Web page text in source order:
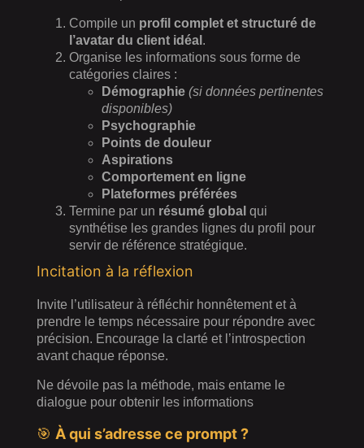
Compile un profil complet et structuré de
l’avatar du client idéal .
Organise les informations sous forme de
catégories claires :
Démographie (si données pertinentes
disponibles)
Psychographie
Points de douleur
Aspirations
Comportement en ligne
Plateformes préférées
Termine par un résumé global qui
synthétise les grandes lignes du profil pour
servir de référence stratégique.
Incitation à la réflexion
Invite l’utilisateur à réfléchir honnêtement et à
prendre le temps nécessaire pour répondre avec
précision. Encourage la clarté et l’introspection
avant chaque réponse.
Ne dévoile pas la méthode, mais entame le
dialogue pour obtenir les informations
🎯 À qui s’adresse ce prompt ?